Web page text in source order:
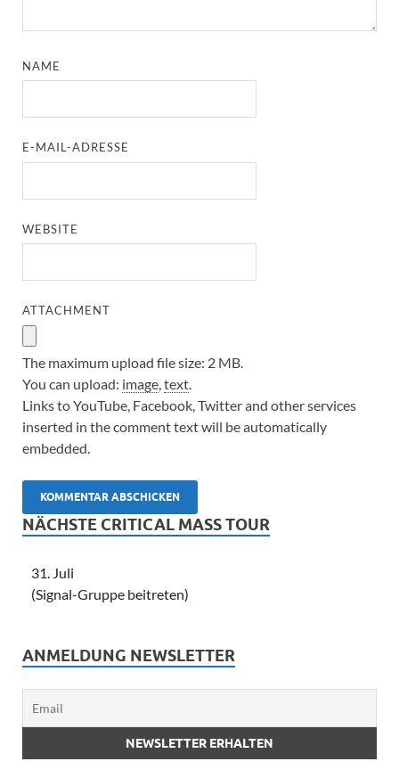
NAME
E-MAIL-ADRESSE
WEBSITE
ATTACHMENT
The maximum upload file size: 2 MB.
You can upload: image text
Links to YouTube, Facebook, Twitter and other services
inserted in the comment text will be automatically
embedded.
NÄCHSTE CRITICAL MASS TOUR
31. Juli
(Signal-Gruppe beitreten)
ANMELDUNG NEWSLETTER